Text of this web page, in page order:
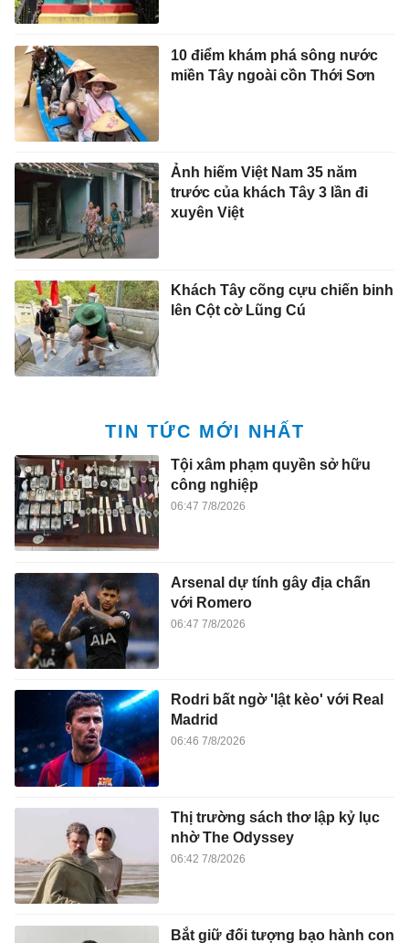
10 điểm khám phá sông nước
miền Tây ngoài cồn Thới Sơn
Ảnh hiếm Việt Nam 35 năm
trước của khách Tây 3 lần đi
xuyên Việt
Khách Tây cõng cựu chiến binh
lên Cột cờ Lũng Cú
TIN TỨC MỚI NHẤT
Tội xâm phạm quyền sở hữu
công nghiệp
06:47 7/8/2026
Arsenal dự tính gây địa chấn
với Romero
06:47 7/8/2026
Rodri bất ngờ 'lật kèo' với Real
Madrid
06:46 7/8/2026
Thị trường sách thơ lập kỷ lục
nhờ The Odyssey
06:42 7/8/2026
Bắt giữ đối tượng bạo hành con